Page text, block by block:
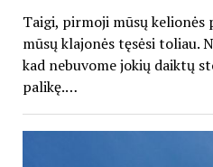
Taigi, pirmoji mūsų kelionės
mūsų klajonės tęsėsi toliau.
kad nebuvome jokių daiktų
palikę.…